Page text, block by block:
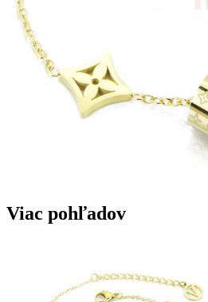
Viac pohľadov